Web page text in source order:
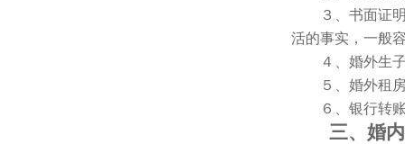
３、书面证明
活的事实，一般
４、婚外生子
５、婚外租房
６、银行转账
三、婚内